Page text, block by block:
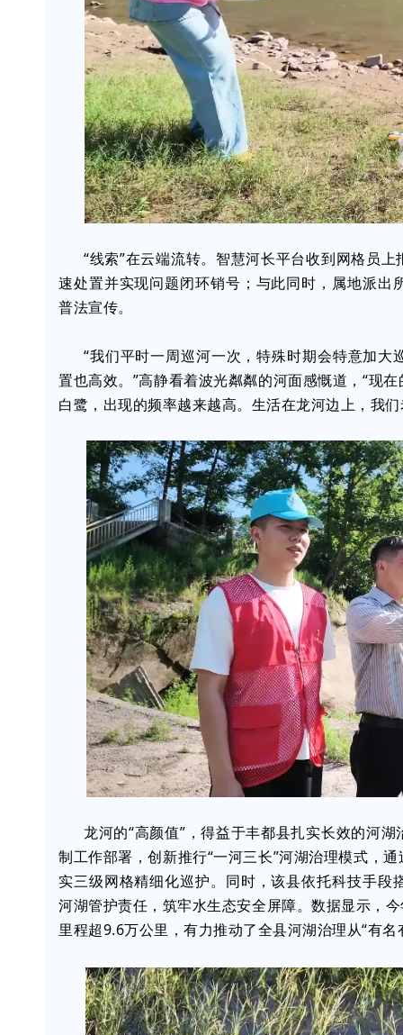
“线索”在云端流转。智慧河长平台收到网格员
速处置并实现问题闭环销号；与此同时，属地派
普法宣传。
“我们平时一周巡河一次，特殊时期会特意加
置也高效。”高静看着波光粼粼的河面感慨道，“现
白鹭，出现的频率越来越高。生活在龙河边上，我
龙河的“高颜值”，得益于丰都县扎实长效的河
制工作部署，创新推行“一河三长”河湖治理模式，
实三级网格精细化巡护。同时，该县依托科技手
河湖管护责任，筑牢水生态安全屏障。数据显示，
里程超9.6万公里，有力推动了全县河湖治理从“有名